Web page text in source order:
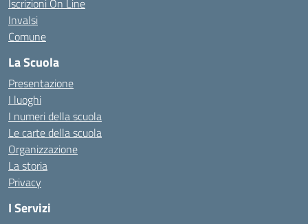
Iscrizioni On Line
Invalsi
Comune
La Scuola
Presentazione
I luoghi
I numeri della scuola
Le carte della scuola
Organizzazione
La storia
Privacy
I Servizi